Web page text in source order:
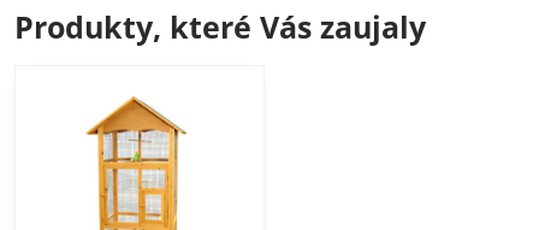
Produkty, které Vás zaujaly